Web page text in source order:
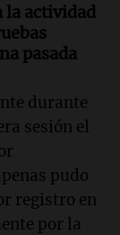
la actividad
pasada
durante
sesión el
pudo
registro en
por la